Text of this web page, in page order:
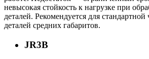
невысокая стойкость к нагрузке при
деталей. Рекомендуется для
деталей средних габаритов.
JR3B